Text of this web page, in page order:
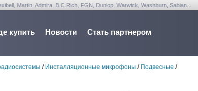
Martin, Admira, B.C.Rich, FGN, Dunlop, Warwick, Washburn, Sabian...
купить Новости Стать партнером
/ Инсталляционные микрофоны / Подвесные /